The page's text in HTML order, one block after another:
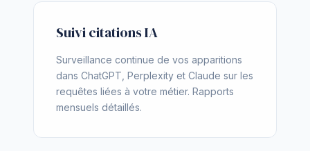
Suivi citations IA
Surveillance continue de vos apparitions
dans ChatGPT, Perplexity et Claude sur les
requêtes liées à votre métier. Rapports
mensuels détaillés.